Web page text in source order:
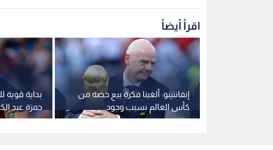
اقرأ أيضاً
بداية قوية
حمزة عبد
برشلونة
إنفانتينو: ألغينا فكرة بيع حصة من
كأس العالم بسبب وجود
انقسامات